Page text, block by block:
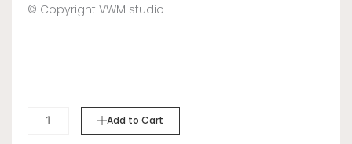
© Copyright VWM studio
SIDEWALK
Add to Cart